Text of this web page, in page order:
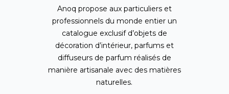
Anoq propose aux particuliers et
professionnels du monde entier un
catalogue exclusif d’objets de
décoration d’intérieur, parfums et
diffuseurs de parfum réalisés de
manière artisanale avec des matières
naturelles.